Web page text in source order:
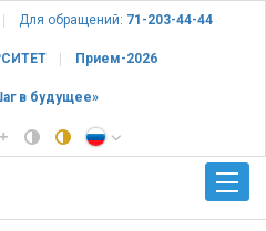
Для обращений: 71-203-44-44
Прием-2026
в будущее»